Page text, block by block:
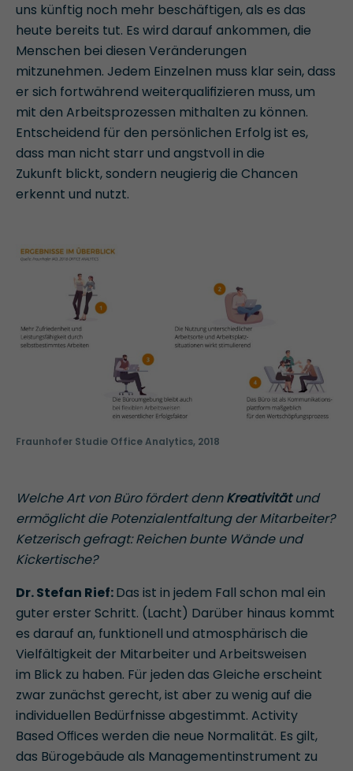
uns künftig noch mehr beschäftigen, als es das
heute bereits tut. Es wird darauf ankommen, die
Menschen bei diesen Veränderungen
mitzunehmen. Jedem Einzelnen muss klar sein, dass
er sich fortwährend weiterqualiﬁzieren muss, um
mit den Arbeitsprozessen mithalten zu können.
Entscheidend für den persönlichen Erfolg ist es,
dass man nicht starr und angstvoll in die
Zukunft blickt, sondern neugierig die Chancen
erkennt und nutzt.
Fraunhofer Studie Office Analytics, 2018
Welche Art von Büro fördert dennKreativitätund
ermöglicht die Potenzialentfaltung der Mitarbeiter?
Ketzerisch gefragt: Reichen bunte Wände und
Kickertische?
Dr. Stefan Rief:Das ist in jedem Fall schon mal ein
guter erster Schritt. (Lacht) Darüber hinaus kommt
es darauf an, funktionell und atmosphärisch die
Vielfältigkeit der Mitarbeiter und Arbeitsweisen
im Blick zu haben. Für jeden das Gleiche erscheint
zwar zunächst gerecht, ist aber zu wenig auf die
individuellen Bedürfnisse abgestimmt. Activity
Based Oﬃces werden die neue Normalität. Es gilt,
das Bürogebäude als Managementinstrument zu